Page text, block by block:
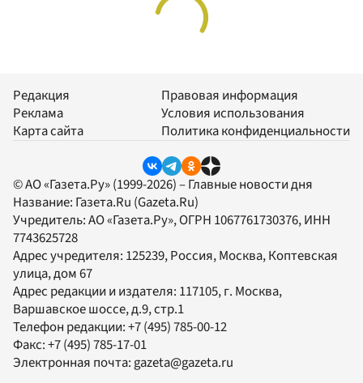
Редакция
Реклама
Карта сайта
Правовая информация
Условия использования
Политика конфиденциальности
© АО «Газета.Ру» (1999-2026) – Главные новости дня
Название: Газета.Ru (Gazeta.Ru)
Учредитель:АО «Газета.Ру», ОГРН 1067761730376, ИНН
7743625728
Адрес учредителя: 125239, Россия, Москва, Коптевская
улица, дом 67
Адрес редакции и издателя: 117105, г. Москва,
Варшавское шоссе, д.9, стр.1
Телефон редакции:+7 (495) 785-00-12
Факс:+7 (495) 785-17-01
Электронная почта: gazeta@gazeta.ru